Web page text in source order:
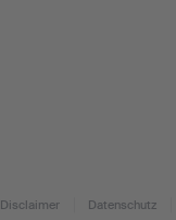
Disclaimer Datenschutz